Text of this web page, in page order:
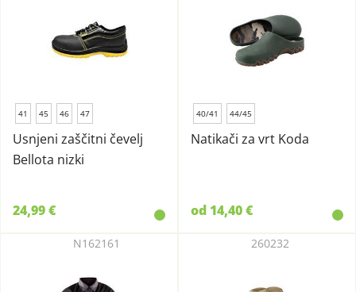
41 45 46 47
Usnjeni zaščitni čevelj
Bellota nizki
24,99 €
40/41 44/45
Natikači za vrt Koda
od 14,40 €
N162161 260232